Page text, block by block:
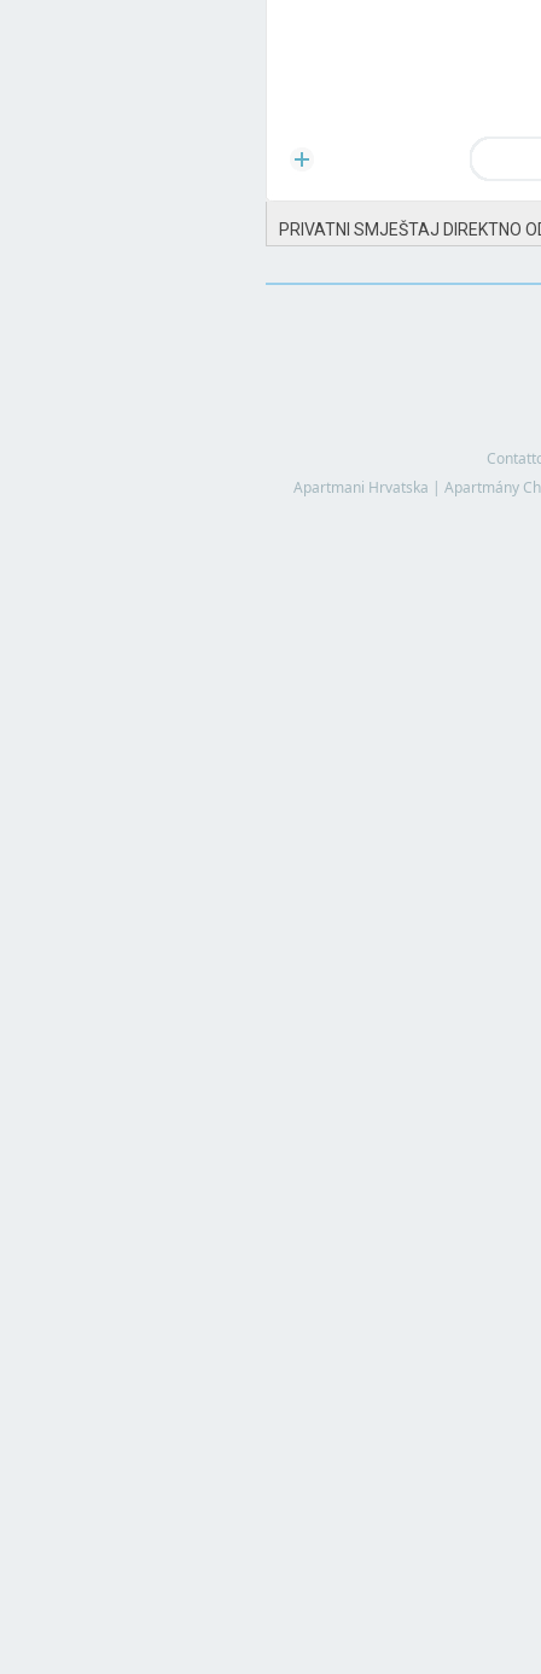
PRIVATNI SMJEŠTAJ DIREKTNO
Apartmani Hrvatska | Apartmány